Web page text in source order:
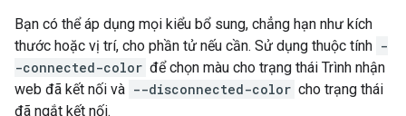
Bạn có thể áp dụng mọi kiểu bổ sung, chẳng hạn như kích
thước hoặc vị trí, cho phần tử nếu cần. Sử dụng thuộc tính -
-connected-color để chọn màu cho trạng thái Trình nhận
web đã kết nối và --disconnected-color cho trạng thái
đã ngắt kết nối.